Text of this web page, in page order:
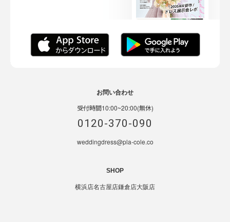
お問い合わせ
受付時間10:00~20:00(無休)
0120-370-090
weddingdress@pla-cole.co
SHOP
横浜店名古屋店鎌倉店大阪店